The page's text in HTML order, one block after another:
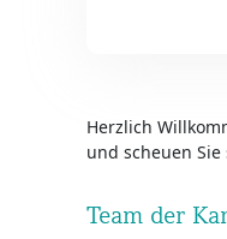
Herzlich
und scheuen
Team der